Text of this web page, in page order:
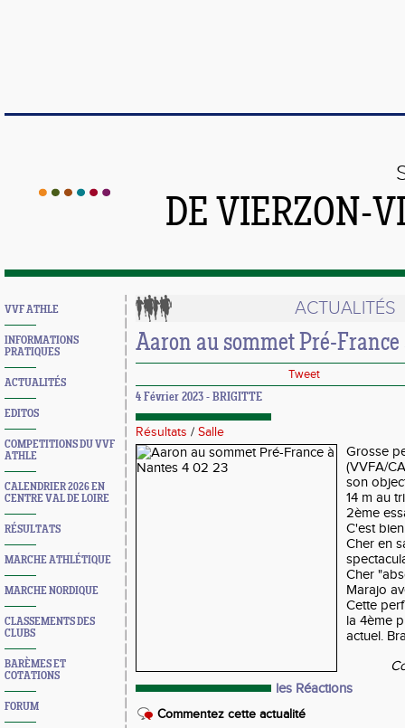
DE VIERZON-
VVF ATHLE
INFORMATIONS
PRATIQUES
ACTUALITÉS
EDITOS
COMPETITIONS DU VVF
ATHLE
CALENDRIER 2026 EN
CENTRE VAL DE LOIRE
RÉSULTATS
MARCHE ATHLÉTIQUE
MARCHE NORDIQUE
CLASSEMENTS DES
CLUBS
BARÈMES ET
COTATIONS
FORUM
ACTUALITÉS
Aaron au sommet Pré-France
Tweet
4 Février 2023 - BRIGITTE
Résultats / Salle
Grosse
(VVFA/
son
14 m au
2ème
C'est
Cher en
Cher
Marajo
Cette
la 4ème
actuel.
les Réactions
Commentez cette actualité